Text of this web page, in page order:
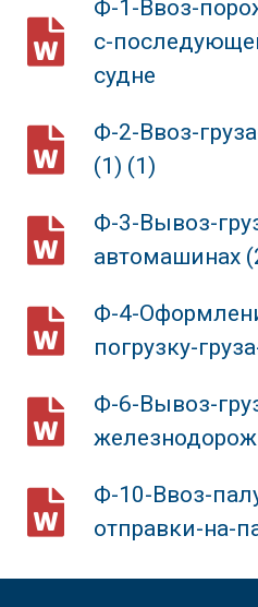
Ф-1-Ввоз-
с-
судне
Ф-2-Ввоз-
(1) (1)
Ф-3-Вывоз-
автомашинах
Ф-4-
погрузку-
Ф-6-Вывоз-
Ф-10-Ввоз-
отправки-на-